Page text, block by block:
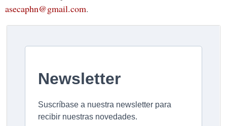
asecaphn@gmail.com.